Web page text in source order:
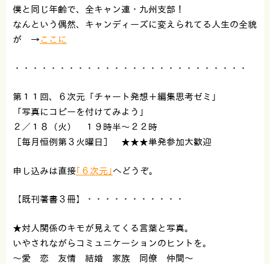
僕と同じ年齢で、全キャン連・九州支部！
なんという偶然、キャンディーズに変えられてる人生の全貌
が →ここに
・・・・・・・・・・・・・・・・・・・・・・・・・・
第１１回、６次元「チャート発想＋編集思考ゼミ」
「写真にコピーを付けてみよう」
２／１８（火） １９時半〜２２時
［毎月恒例第３火曜日］ ★★★単発参加大歓迎
申し込みは直接｢６次元｣へどうぞ。
【既刊著書３冊】・・・・・・・・・・・
★対人関係のキモが見えてくる言葉と写真。
いやされながらコミュニケーションのヒントを。
〜愛 恋 友情 結婚 家族 同僚 仲間〜